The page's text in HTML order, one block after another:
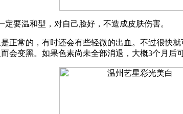
要温和型，对自己脸好，不造成皮肤伤害。
正常的，有时还会有些轻微的出血。不过很快
会变黑。如果色素尚未全部消退，大概3个月后